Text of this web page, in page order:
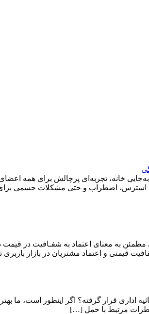
خانه، تجربه‌ای پرچالش برای همه
به استرس، اضطراب و حتی مشکلات جسمی
به معنای اعتماد به شفـافیت در
قیمتی و اعتماد مشتریان در بازار
اداری قرار گرفته؟ اگر اینطور است، ما
مرتبط با حمل […]